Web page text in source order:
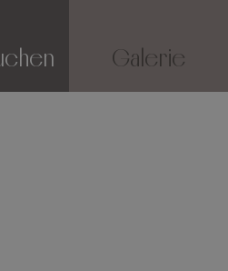
Galerie